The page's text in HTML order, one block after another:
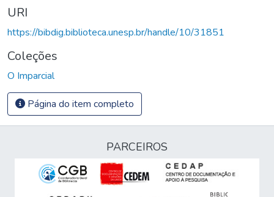
URI
https://bibdig.biblioteca.unesp.br/handle/10/31851
Coleções
O Imparcial
Página do item completo
PARCEIROS